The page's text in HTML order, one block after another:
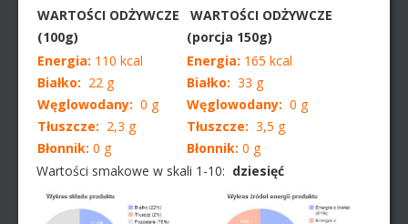
WARTOŚCI ODŻYWCZE
(100g)
WARTOŚCI ODŻYWCZE
(porcja 150g)
Energia: 110 kcal
Białko: 22 g
Węglowodany: 0 g
Tłuszcze: 2,3 g
Błonnik: 0 g
Energia: 165 kcal
Białko: 33 g
Węglowodany: 0 g
Tłuszcze: 3,5 g
Błonnik: 0 g
Wartości smakowe w skali 1-10: dziesięć